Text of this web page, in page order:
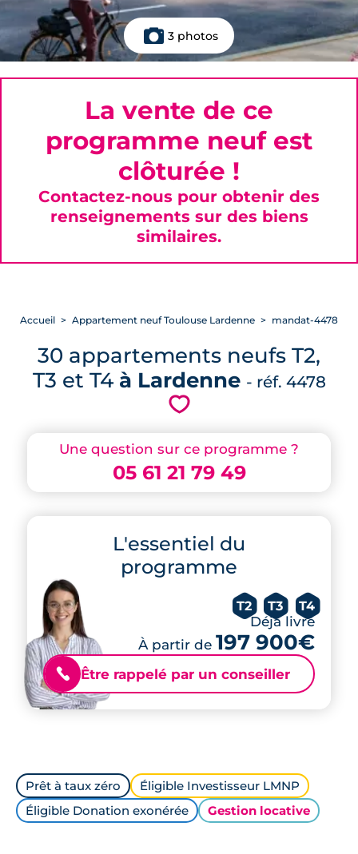
3 photos
Une question sur ce programme ?
05 61 21 79 49
L'essentiel du
programme
T2 T3 T4
Déjà livré
À partir de 197 900€
📞 Être rappelé par un conseiller
Accueil Appartement neuf Toulouse Lardenne mandat-4478
30 appartements neufs T2,
T3 et T4 à Lardenne - réf. 4478
💗
La vente de ce
programme neuf est
clôturée !
Contactez-nous pour obtenir des
renseignements sur des biens
similaires.
Prêt à taux zéro
Éligible Investisseur LMNP
Éligible Donation exonérée
Gestion locative